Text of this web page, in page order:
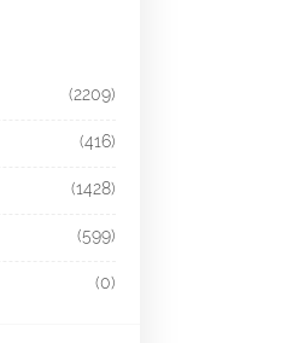
(2209)
(416)
(1428)
(599)
(0)